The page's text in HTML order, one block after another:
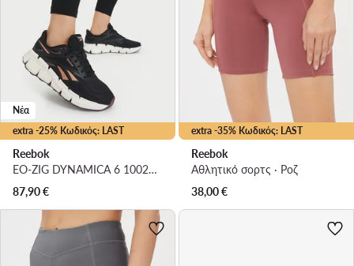
extra -25% Κωδικός: LAST
Νέα
Reebok
EO-ZIG DYNAMICA 6 100263921 · Παπούτσια για Γυμναστήριο
87,90€
extra -35% Κωδικός: LAST
Reebok
Αθλητικό σορτς · Ροζ
38,00€